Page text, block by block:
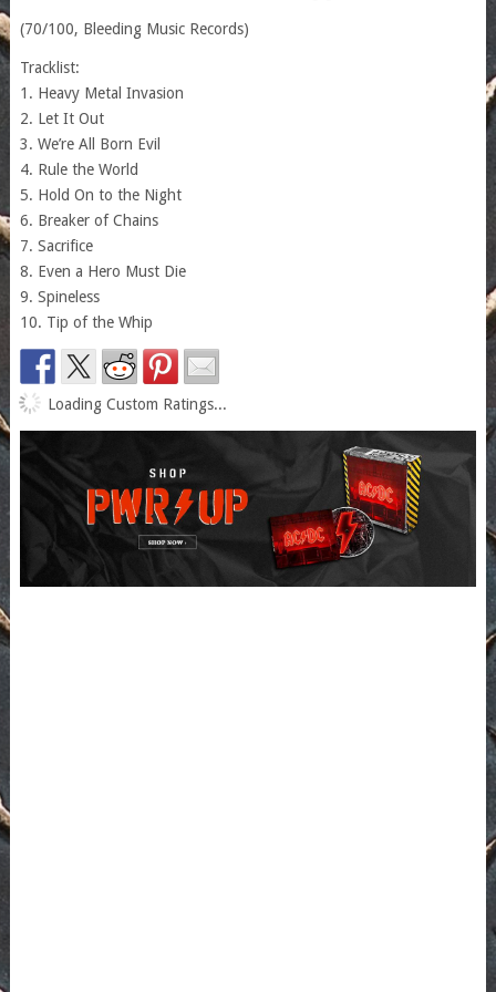
(70/100, Bleeding Music Records)
Tracklist:
1. Heavy Metal Invasion
2. Let It Out
3. We’re All Born Evil
4. Rule the World
5. Hold On to the Night
6. Breaker of Chains
7. Sacrifice
8. Even a Hero Must Die
9. Spineless
10. Tip of the Whip
Loading Custom Ratings...